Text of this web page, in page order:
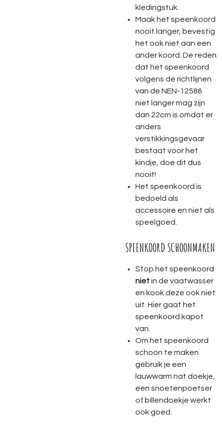
kledingstuk.
Maak het speenkoord
nooit langer, bevestig
het ook niet aan een
ander koord. De reden
dat het speenkoord
volgens de richtlijnen
van de NEN-12586
niet langer mag zijn
dan 22cm is omdat er
anders
verstikkingsgevaar
bestaat voor het
kindje, doe dit dus
nooit!
Het speenkoord is
bedoeld als
accessoire en niet als
speelgoed.
SPEENKOORD SCHOONMAKEN
Stop het speenkoord
nietin de vaatwasser
en kook deze ook niet
uit. Hier gaat het
speenkoord kapot
van.
Om het speenkoord
schoon te maken
gebruik je een
lauwwarm nat doekje,
een snoetenpoetser
of billendoekje werkt
ook goed.